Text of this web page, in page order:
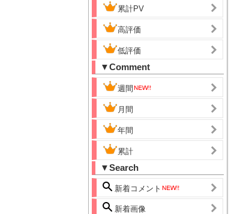
累計PV
高評価
低評価
▼Comment
週間
月間
年間
累計
▼Search
新着コメント
新着画像